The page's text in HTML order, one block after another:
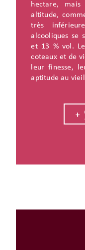
hectare,
altitude,
très
alcooliques se
et 13 % vol.
coteaux et de
leur finesse,
aptitude au
+